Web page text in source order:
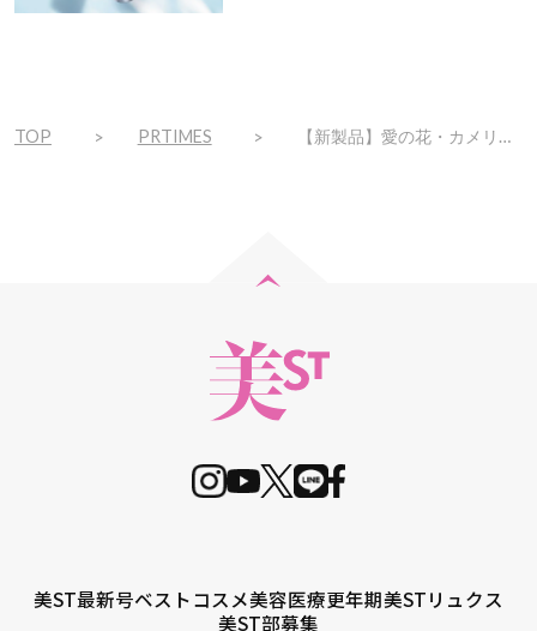
TOP PRTIMES 【新製品】愛の花・カメリアの清らかな香りに包まれるフレグランス&ボディケアコレクション新発売
美ST最新号ベストコスメ美容医療更年期美STリュクス
美ST部募集